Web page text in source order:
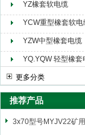
YZ橡套软电缆
YCW重型橡套软电
YZW中型橡套电缆
YQ.YQW 轻型橡套
更多分类
推荐产品
3x70型号MYJV22矿